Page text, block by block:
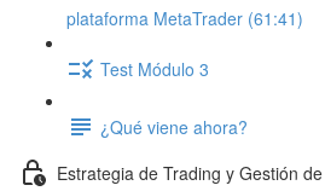
plataforma MetaTrader (61:41)
Test Módulo 3
¿Qué viene ahora?
Estrategia de Trading y Gestión